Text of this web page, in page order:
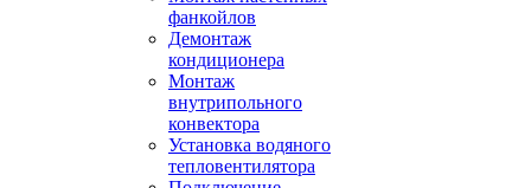
фанкойлов
Демонтаж
кондиционера
Монтаж
внутрипольного
конвектора
Установка водяного
тепловентилятора